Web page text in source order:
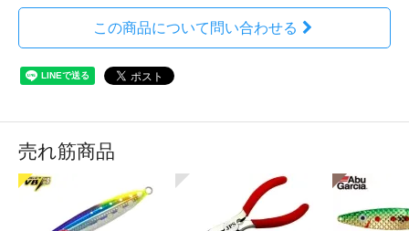
この商品について問い合わせる
売れ筋商品